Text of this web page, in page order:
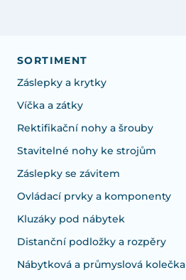
SORTIMENT
Záslepky a krytky
Víčka a zátky
Rektifikační nohy a šrouby
Stavitelné nohy ke strojům
Záslepky se závitem
Ovládací prvky a komponenty
Kluzáky pod nábytek
Distanční podložky a rozpěry
Nábytková a průmyslová kolečka